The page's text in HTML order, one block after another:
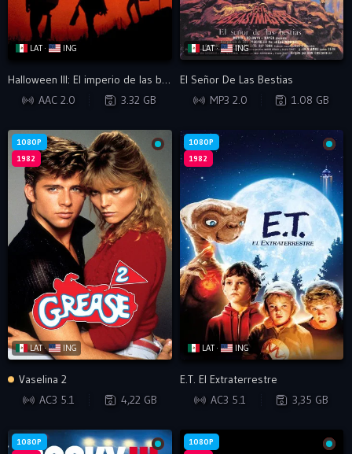
LAT · ING
BRRIP
Halloween III: El imperio de las brujas
AAC 2.0
3.32 GB
LAT · ING
HDRIP
El Señor De Las Bestias
MP3 2.0
1.08 GB
1080P
1982
LAT · ING
BRRIP
Vaselina 2
AC3 5.1
4,22 GB
1080P
1982
LAT · ING
WEB-DL
E.T. El Extraterrestre
AC3 5.1
3,35 GB
1080P
1080P